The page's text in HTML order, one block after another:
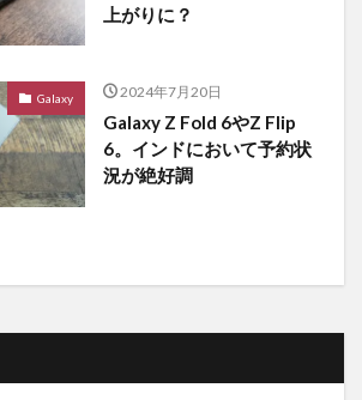
上がりに？
Galaxy 2024年7月20日
Galaxy Z Fold 6やZ Flip
6。インドにおいて予約状
況が絶好調